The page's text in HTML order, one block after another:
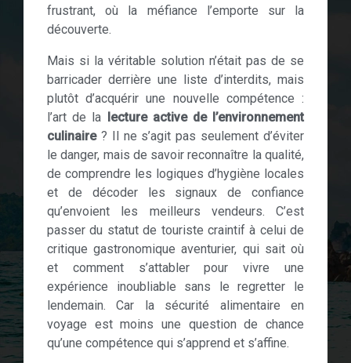
frustrant, où la méfiance l’emporte sur la
découverte.
Mais si la véritable solution n’était pas de se
barricader derrière une liste d’interdits, mais
plutôt d’acquérir une nouvelle compétence :
l’art de la lecture active de l’environnement
culinaire? Il ne s’agit pas seulement d’éviter
le danger, mais de savoir reconnaître la qualité,
de comprendre les logiques d’hygiène locales
et de décoder les signaux de confiance
qu’envoient les meilleurs vendeurs. C’est
passer du statut de touriste craintif à celui de
critique gastronomique aventurier, qui sait où
et comment s’attabler pour vivre une
expérience inoubliable sans le regretter le
lendemain. Car la sécurité alimentaire en
voyage est moins une question de chance
qu’une compétence qui s’apprend et s’affine.